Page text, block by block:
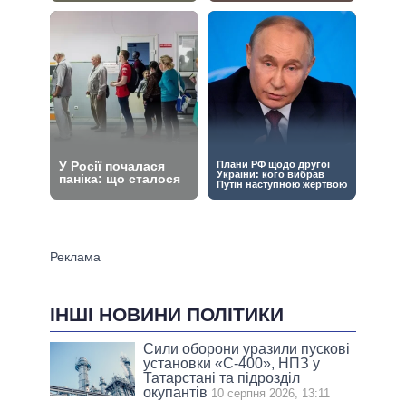
ІНШІ НОВИНИ ПОЛІТИКИ
Сили оборони уразили пускові
установки «С-400», НПЗ у
Татарстані та підрозділ
окупантів 10 серпня 2026, 13:11